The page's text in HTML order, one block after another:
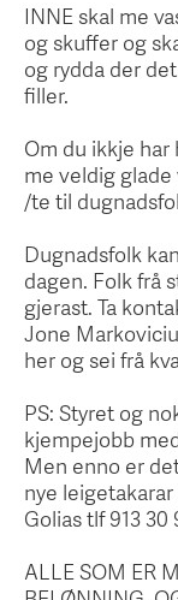
INNE skal me
og skuffer og
og rydda der
filler.
Om du ikkje
me veldig
/te til
Dugnadsfolk
dagen. Folk frå
gjerast. Ta
Jone
her og sei frå
PS: Styret og
kjempejobb
Men enno er
nye
Golias tlf 913
ALLE SOM ER